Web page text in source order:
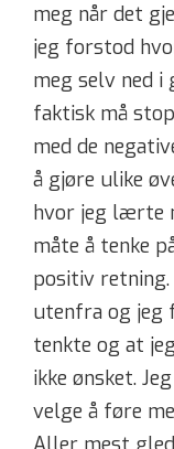
meg når det
jeg forstod
meg selv ned
faktisk må
med de
å gjøre ulike
hvor jeg lærte
måte å tenke
positiv retning.
utenfra og jeg
tenkte og at
ikke ønsket.
velge å føre